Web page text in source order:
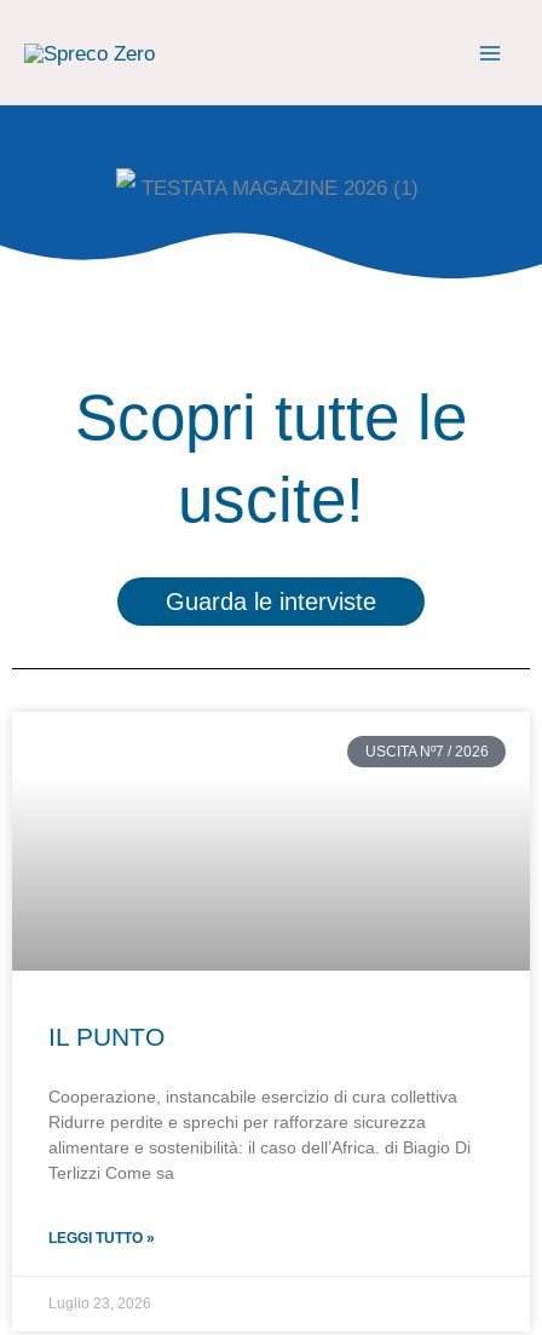
Scopri tutte le
uscite!​
Guarda le interviste
USCITA Nº7 / 2026
IL PUNTO
Cooperazione, instancabile esercizio di cura collettiva
Ridurre perdite e sprechi per rafforzare sicurezza
alimentare e sostenibilità: il caso dell’Africa. di Biagio Di
Terlizzi Come sa
LEGGI TUTTO »
Luglio 23, 2026